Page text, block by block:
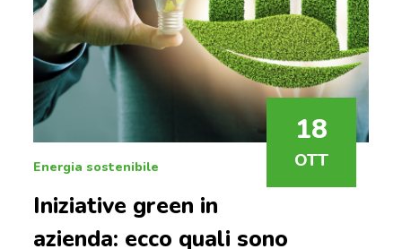
18
OTT
Energia sostenibile
Iniziative green in
azienda: ecco quali sono